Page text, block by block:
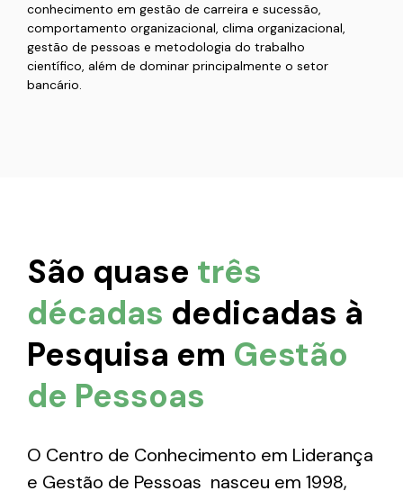
conhecimento em gestão de carreira e sucessão,
comportamento organizacional, clima organizacional,
gestão de pessoas e metodologia do trabalho
científico, além de dominar principalmente o setor
bancário.
São quase três
décadas dedicadas à
Pesquisa em Gestão
de Pessoas
O Centro de Conhecimento em Liderança
e Gestão de Pessoas nasceu em 1998,